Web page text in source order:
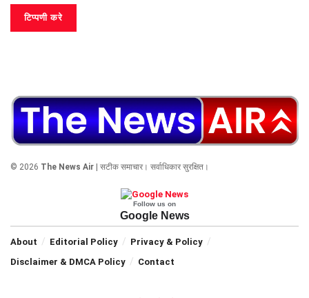
© 2026 The News Air | सटीक समाचार। सर्वाधिकार सुरक्षित।
Follow us on
Google News
About Editorial Policy
Privacy & Policy
Disclaimer & DMCA Policy
Contact